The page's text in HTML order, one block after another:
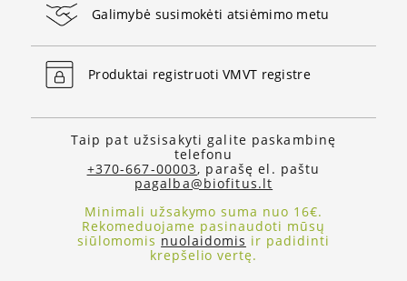
Galimybė susimokėti atsiėmimo metu
Produktai registruoti VMVT registre
Taip pat užsisakyti galite paskambinę
telefonu
+370-667-00003, parašę el. paštu
pagalba@biofitus.lt
Minimali užsakymo suma nuo 16€.
Rekomeduojame pasinaudoti mūsų
siūlomomis nuolaidomis ir padidinti
krepšelio vertę.